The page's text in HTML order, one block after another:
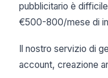
pubblicitario è
€500-800/mese di
Il nostro servizio di
account, creazione